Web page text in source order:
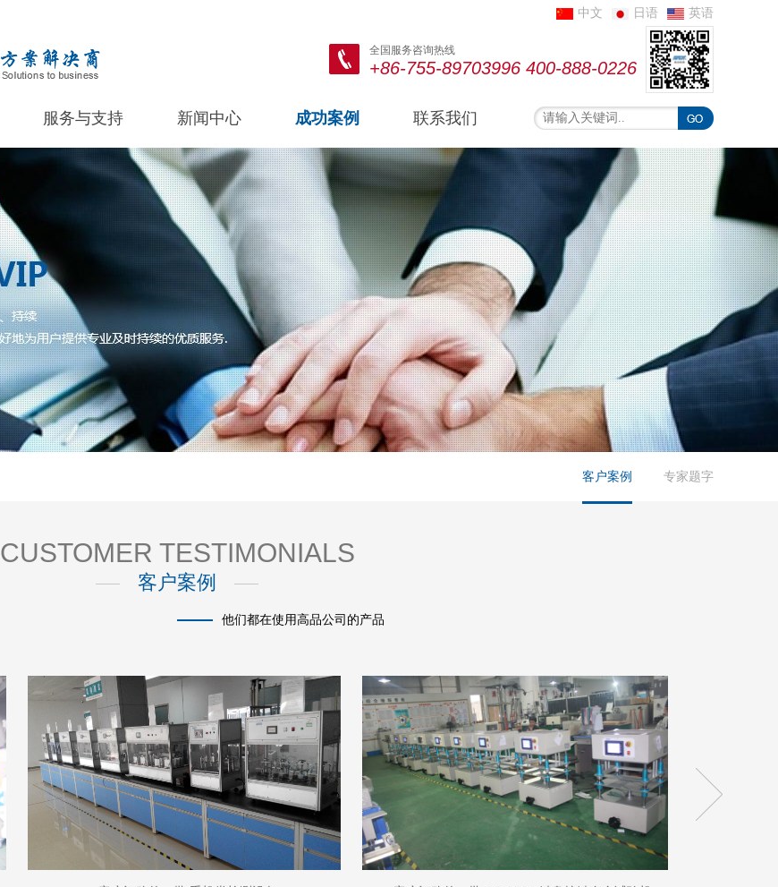
中文 日语 英语
全国服务咨询热线
+86-755-89703996 400-888-0226
服务与支持 新闻中心 成功案例 联系我们
客户案例 专家题字
CUSTOMER TESTIMONIALS
客户案例
他们都在使用高品公司的产品